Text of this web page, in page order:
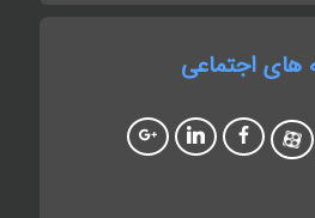
های اجتماعی